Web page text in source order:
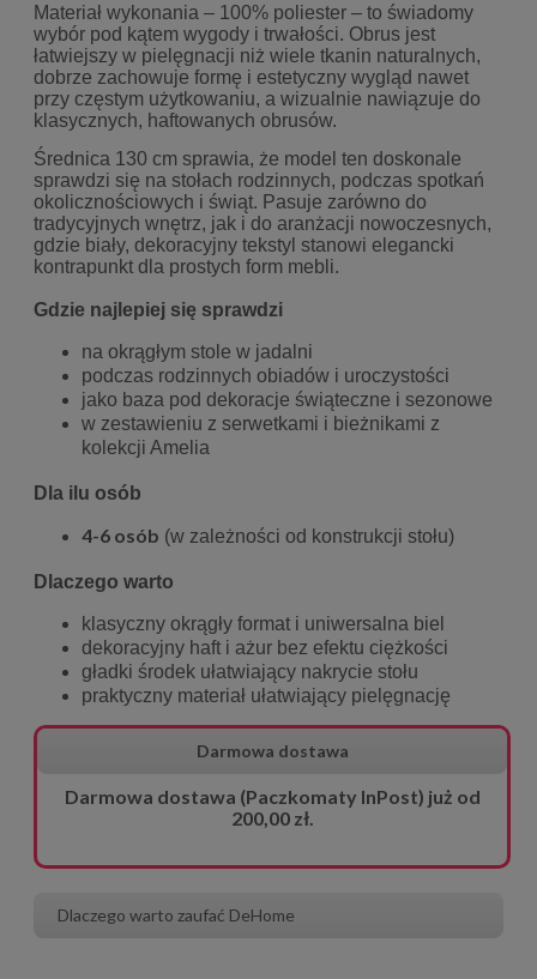
Materiał wykonania – 100% poliester – to świadomy
wybór pod kątem wygody i trwałości. Obrus jest
łatwiejszy w pielęgnacji niż wiele tkanin naturalnych,
dobrze zachowuje formę i estetyczny wygląd nawet
przy częstym użytkowaniu, a wizualnie nawiązuje do
klasycznych, haftowanych obrusów.
Średnica 130 cm sprawia, że model ten doskonale
sprawdzi się na stołach rodzinnych, podczas spotkań
okolicznościowych i świąt. Pasuje zarówno do
tradycyjnych wnętrz, jak i do aranżacji nowoczesnych,
gdzie biały, dekoracyjny tekstyl stanowi elegancki
kontrapunkt dla prostych form mebli.
Gdzie najlepiej się sprawdzi
na okrągłym stole w jadalni
podczas rodzinnych obiadów i uroczystości
jako baza pod dekoracje świąteczne i sezonowe
w zestawieniu z serwetkami i bieżnikami z
kolekcji Amelia
Dla ilu osób
4-6 osób (w zależności od konstrukcji stołu)
Dlaczego warto
klasyczny okrągły format i uniwersalna biel
dekoracyjny haft i ażur bez efektu ciężkości
gładki środek ułatwiający nakrycie stołu
praktyczny materiał ułatwiający pielęgnację
Darmowa dostawa
Darmowa dostawa (Paczkomaty InPost) już od
200,00 zł.
Dlaczego warto zaufać DeHome